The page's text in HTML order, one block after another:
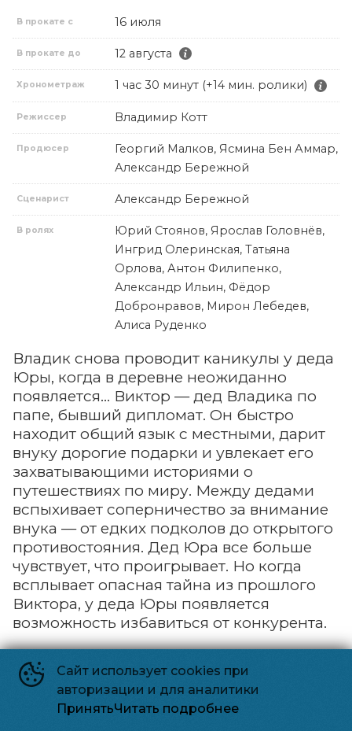
В прокате с 16 июля
В прокате до 12 августа
Хронометраж 1 час 30 минут (+14 мин. ролики)
Режиссер Владимир Котт
Продюсер
Георгий Малков, Ясмина Бен Аммар,
Александр Бережной
Сценарист Александр Бережной
В ролях
Юрий Стоянов, Ярослав Головнёв,
Ингрид Олеринская, Татьяна
Орлова, Антон Филипенко,
Александр Ильин, Фёдор
Добронравов, Мирон Лебедев,
Алиса Руденко
Владик снова проводит каникулы у деда
Юры, когда в деревне неожиданно
появляется… Виктор — дед Владика по
папе, бывший дипломат. Он быстро
находит общий язык с местными, дарит
внуку дорогие подарки и увлекает его
захватывающими историями о
путешествиях по миру. Между дедами
вспыхивает соперничество за внимание
внука — от едких подколов до открытого
противостояния. Дед Юра все больше
чувствует, что проигрывает. Но когда
всплывает опасная тайна из прошлого
Виктора, у деда Юры появляется
возможность избавиться от конкурента.
Зловещие мертвецы:
Пекло
Сайт использует cookies при
авторизации и для аналитики
ПринятьЧитать подробнее